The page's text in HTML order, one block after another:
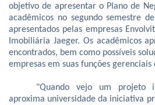
objetivo de apresentar o Plano de
acadêmicos no segundo semestre
apresentados pelas empresas
Imobiliária Jaeger. Os acadêmicos
encontrados, bem como possíveis
empresas em suas funções
"Quando vejo um projeto
aproxima universidade da iniciativa